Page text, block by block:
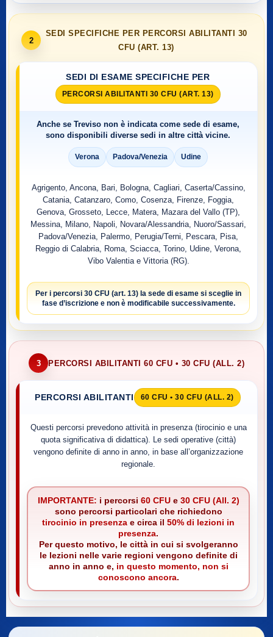
2
SEDI SPECIFICHE PER PERCORSI ABILITANTI 30
CFU (ART. 13)
SEDI DI ESAME SPECIFICHE PER
PERCORSI ABILITANTI 30 CFU (ART. 13)
Anche se Trevisonon è indicata come sede di esame,
sono disponibili diverse sedi in altre città vicine.
Verona Padova/Venezia Udine
Agrigento, Ancona, Bari, Bologna, Cagliari, Caserta/Cassino,
Catania, Catanzaro, Como, Cosenza, Firenze, Foggia,
Genova, Grosseto, Lecce, Matera, Mazara del Vallo (TP),
Messina, Milano, Napoli, Novara/Alessandria, Nuoro/Sassari,
Padova/Venezia, Palermo, Perugia/Terni, Pescara, Pisa,
Reggio di Calabria, Roma, Sciacca, Torino, Udine, Verona,
Vibo Valentia e Vittoria (RG).
Per i percorsi 30 CFU (art. 13) la sede di esame si sceglie in
fase d’iscrizionee non è modificabile successivamente.
3 PERCORSI ABILITANTI 60 CFU • 30 CFU (ALL. 2)
PERCORSI ABILITANTI 60 CFU • 30 CFU (ALL. 2)
Questi percorsi prevedono attività in presenza (tirocinio e una
quota significativa di didattica). Le sedi operative (città)
vengono definite di anno in anno, in base all’organizzazione
regionale.
IMPORTANTE: i percorsi 60 CFUe 30 CFU (All. 2)
sono percorsi particolari che richiedono
tirocinio in presenza e circa il 50% di lezioni in
presenza.
Per questo motivo, le città in cui si svolgeranno
le lezioni nelle varie regioni vengono definite di
anno in anno e, in questo momento, non si
conoscono ancora.